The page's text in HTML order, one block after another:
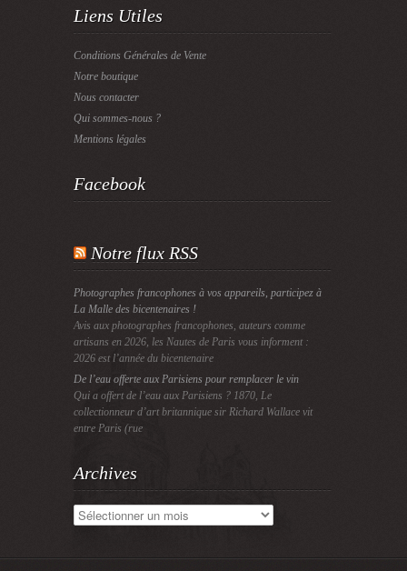
Liens Utiles
Conditions Générales de Vente
Notre boutique
Nous contacter
Qui sommes-nous ?
Mentions légales
Facebook
Notre flux RSS
Photographes francophones à vos appareils, participez à
La Malle des bicentenaires !
Avis aux photographes francophones, auteurs comme
artisans en 2026, les Nautes de Paris vous informent :
2026 est l’année du bicentenaire
De l’eau offerte aux Parisiens pour remplacer le vin
Qui a offert de l’eau aux Parisiens ? 1870, Le
collectionneur d’art britannique sir Richard Wallace vit
entre Paris (rue
Archives
Archives